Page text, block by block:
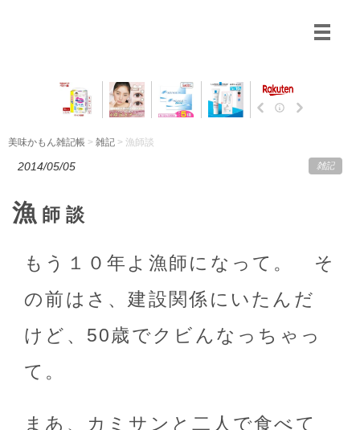
美味かもん雑記帳 > 雑記 > 漁師談
2014/05/05 雑記
漁 師談
もう１０年よ漁師になって。 そ
の前はさ、建設関係にいたんだ
けど、50歳でクビんなっちゃっ
て。
まあ、カミサンと二人で食べて